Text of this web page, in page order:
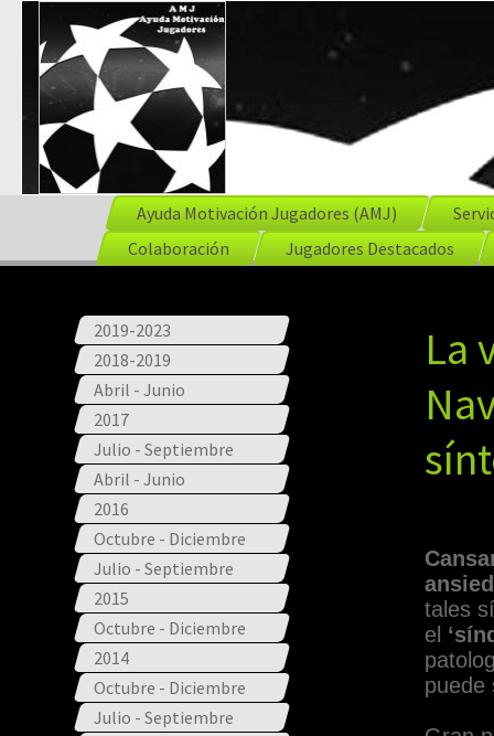
Ayuda Motivación Jugadores (AMJ)
Colaboración
Jugadores Destacados
2019-2023
2018-2019
Abril - Junio
2017
Julio - Septiembre
Abril - Junio
2016
Octubre - Diciembre
Julio - Septiembre
2015
Octubre - Diciembre
2014
Octubre - Diciembre
Julio - Septiembre
La
tales
el
puede